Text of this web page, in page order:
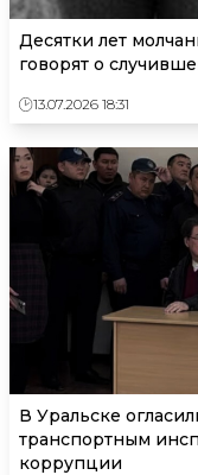
Десятки лет
говорят о
13.07.2026 18:31
В Уральске
транспортным
коррупции